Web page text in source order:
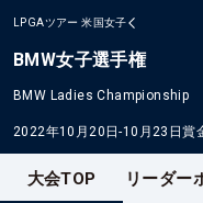
LPGAツアー 米国女子
BMW女子選手権
BMW Ladies Championship
2022年10月20日-10月23日賞
大会TOP リーダー